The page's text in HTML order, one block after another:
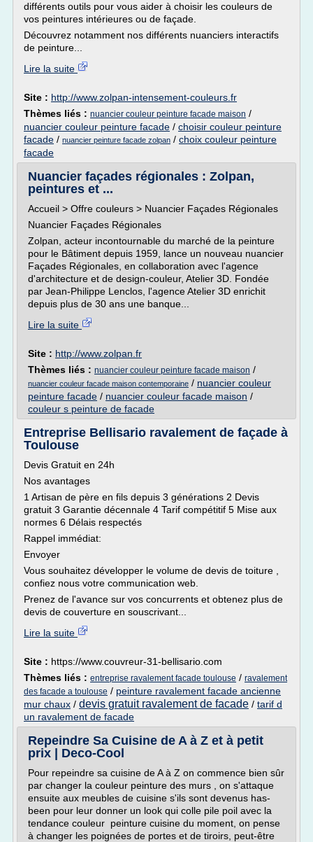
différents outils pour vous aider à choisir les couleurs de
vos peintures intérieures ou de façade.
Découvrez notamment nos différents nuanciers interactifs
de peinture...
Lire la suite
Site : http://www.zolpan-intensement-couleurs.fr
Thèmes liés : nuancier couleur peinture facade maison /
nuancier couleur peinture facade / choisir couleur peinture
facade / nuancier peinture facade zolpan / choix couleur peinture
facade
Nuancier façades régionales : Zolpan,
peintures et ...
Accueil > Offre couleurs > Nuancier Façades Régionales
Nuancier Façades Régionales
Zolpan, acteur incontournable du marché de la peinture
pour le Bâtiment depuis 1959, lance un nouveau nuancier
Façades Régionales, en collaboration avec l'agence
d'architecture et de design-couleur, Atelier 3D. Fondée
par Jean-Philippe Lenclos, l'agence Atelier 3D enrichit
depuis plus de 30 ans une banque...
Lire la suite
Site : http://www.zolpan.fr
Thèmes liés : nuancier couleur peinture facade maison /
nuancier couleur facade maison contemporaine / nuancier couleur
peinture facade / nuancier couleur facade maison /
couleur s peinture de facade
Entreprise Bellisario ravalement de façade à
Toulouse
Devis Gratuit en 24h
Nos avantages
1 Artisan de père en fils depuis 3 générations 2 Devis
gratuit 3 Garantie décennale 4 Tarif compétitif 5 Mise aux
normes 6 Délais respectés
Rappel immédiat:
Envoyer
Vous souhaitez développer le volume de devis de toiture ,
confiez nous votre communication web.
Prenez de l'avance sur vos concurrents et obtenez plus de
devis de couverture en souscrivant...
Lire la suite
Site : https://www.couvreur-31-bellisario.com
Thèmes liés : entreprise ravalement facade toulouse / ravalement
des facade a toulouse / peinture ravalement facade ancienne
mur chaux / devis gratuit ravalement de facade / tarif d
un ravalement de facade
Repeindre Sa Cuisine de A à Z et à petit
prix | Deco-Cool
Pour repeindre sa cuisine de A à Z on commence bien sûr
par changer la couleur peinture des murs , on s'attaque
ensuite aux meubles de cuisine s'ils sont devenus has-
been pour leur donner un look qui colle pile poil avec la
tendance couleur peinture cuisine du moment, on pense
à changer les poignées de portes et de tiroirs, peut-être